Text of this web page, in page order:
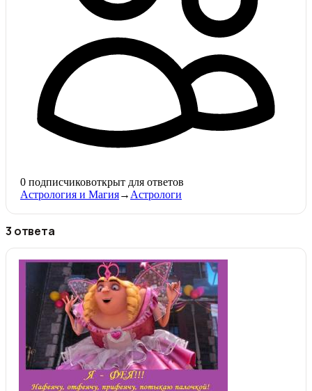
0 подписчиковоткрыт для ответов
Астрология и Магия→ Астрологи
3 ответа